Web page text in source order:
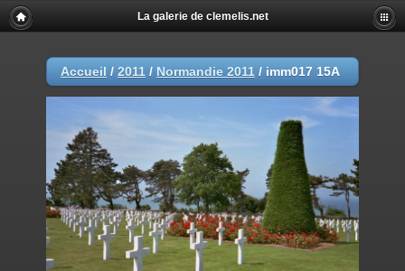
La galerie de clemelis.net
Accueil / 2011 / Normandie 2011 / imm017 15A